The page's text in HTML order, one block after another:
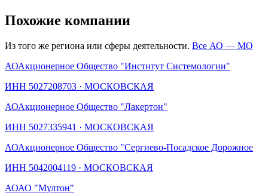
Похожие компании
Из того же региона или сферы деятельности. Все АО —
АОАкционерное Общество "Институт Системологии"
ИНН 5027208703 · МОСКОВСКАЯ
АОАкционерное Общество "Лакертон"
ИНН 5027335941 · МОСКОВСКАЯ
АОАкционерное Общество "Сергиево-Посадское
ИНН 5042004119 · МОСКОВСКАЯ
АОАО "Мултон"